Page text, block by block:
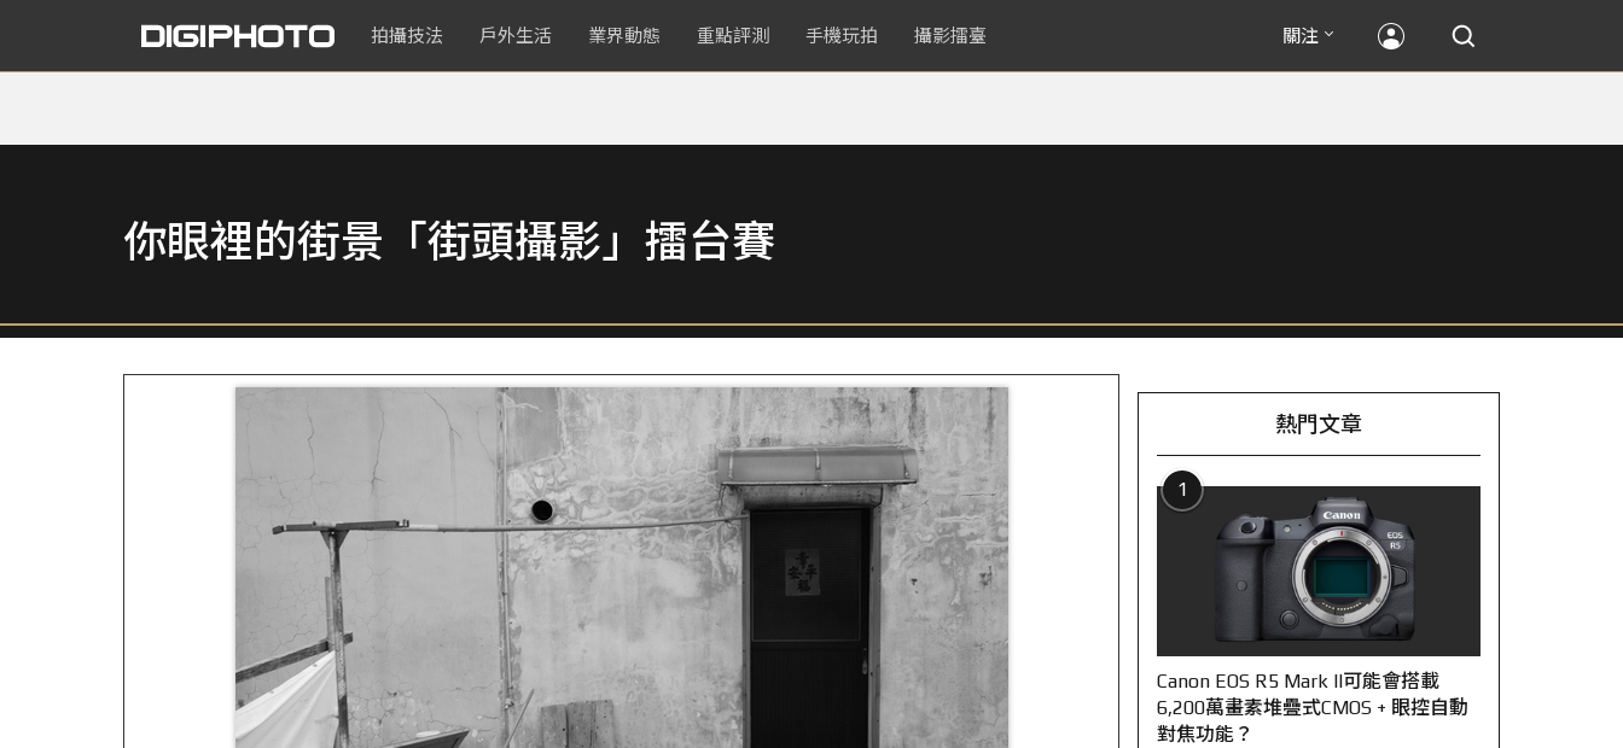
拍攝技法 戶外生活 業界動態 重點評測 手機玩拍 攝影擂臺 關注
你眼裡的街景「街頭攝影」擂台賽
熱門文章
1
Canon EOS R5 Mark II可能會搭載
6,200萬畫素堆疊式CMOS + 眼控自動
對焦功能？